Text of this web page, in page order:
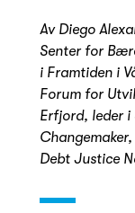
Av Diego
Senter for
i Framtiden i
Forum for
Erfjord, leder i
Changemaker,
Debt Justice